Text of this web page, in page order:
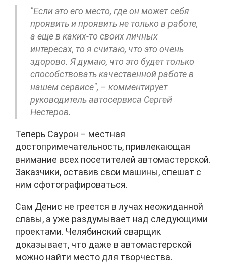
"Если это его место, где он может себя
проявить и проявить не только в работе,
а еще в каких-то своих личных
интересах, то я считаю, что это очень
здорово. Я думаю, что это будет только
способствовать качественной работе в
нашем сервисе", – комментирует
руководитель автосервиса Сергей
Нестеров.
Теперь Саурон – местная
достопримечательность, привлекающая
внимание всех посетителей автомастерской.
Заказчики, оставив свои машины, спешат с
ним сфотографироваться.
Сам Денис не греется в лучах неожиданной
славы, а уже раздумывает над следующими
проектами. Челябинский сварщик
доказывает, что даже в автомастерской
можно найти место для творчества.